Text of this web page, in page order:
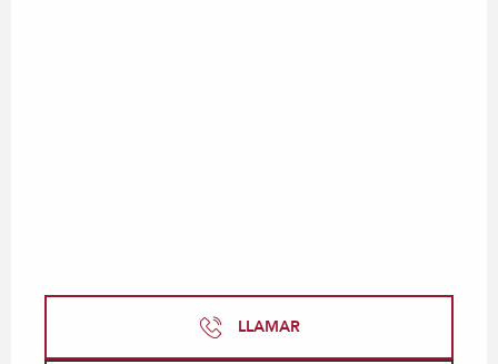
LLAMAR